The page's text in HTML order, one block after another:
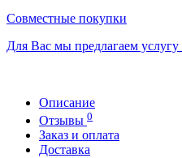
Совместные покупки
Для Вас мы предлагаем
Описание
Отзывы 0
Заказ и оплата
Доставка